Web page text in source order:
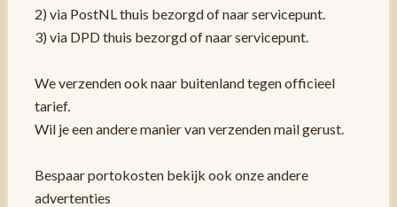
2) via PostNL thuis bezorgd of naar servicepunt.
3) via DPD thuis bezorgd of naar servicepunt.
We verzenden ook naar buitenland tegen officieel
tarief.
Wil je een andere manier van verzenden mail gerust.
Bespaar portokosten bekijk ook onze andere
advertenties